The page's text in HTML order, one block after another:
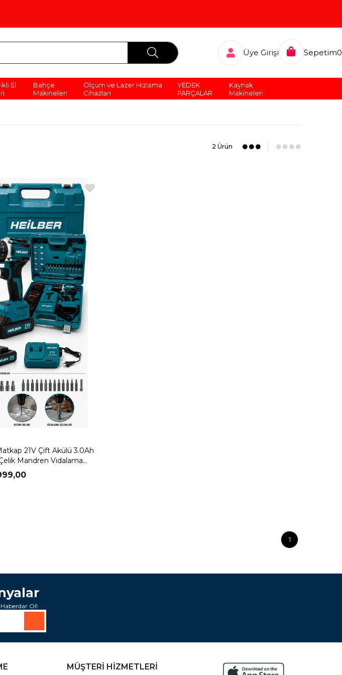
Üye Girişi Sepetim0
El
Bahçe
Makineleri
Ölçüm ve Lazer Hizlama
Cihazları
YEDEK
PARÇALAR
Kaynak
Makineleri
2 Ürün
21V Çift Akülü 3.0Ah
Mandren Vidalama
1
Ol!
MÜŞTERİ HİZMETLERİ